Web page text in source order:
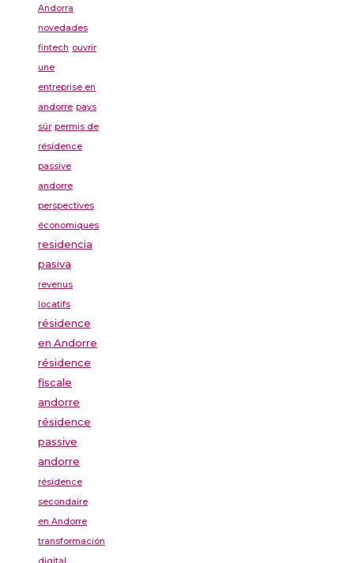
Andorra
novedades
fintech ouvrir
une
entreprise en
andorre pays
sûr permis de
résidence
passive
andorre
perspectives
économiques
residencia
pasiva
revenus
locatifs
résidence
en Andorre
résidence
fiscale
andorre
résidence
passive
andorre
résidence
secondaire
en Andorre
transformación
digital